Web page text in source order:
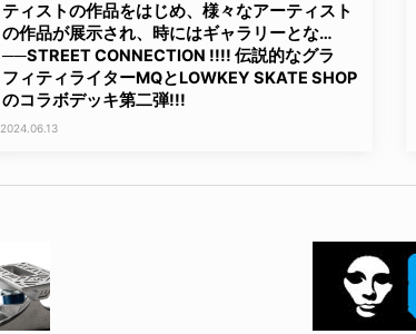
ティストの作品をはじめ、様々なアーティスト
の作品が展示され、時にはギャラリーとな…
──STREET CONNECTION !!!! 伝説的なグラ
フィティライターMQとLOWKEY SKATE SHOP
のコラボデッキ第二弾!!!
2024.06.13